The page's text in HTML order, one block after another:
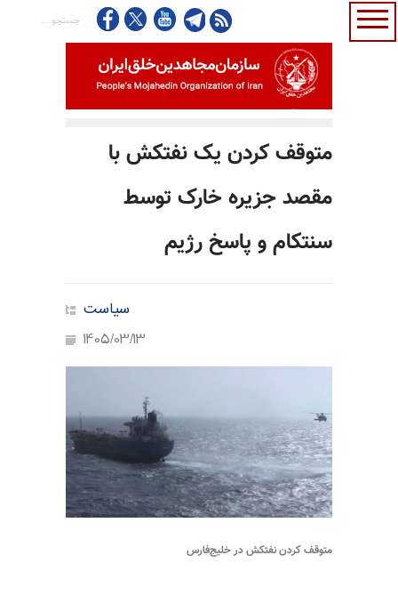
متوقف کردن یک نفتکش با
مقصد جزیره خارک توسط
سنتکام و پاسخ رژیم
سیاست
1405/03/13
متوقف کردن نفتکش در خلیج‌فارس